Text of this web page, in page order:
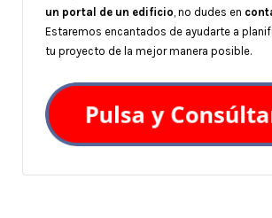
un portal de un edificio , no dudes en
Estaremos encantados de ayudarte a
tu proyecto de la mejor manera posible.